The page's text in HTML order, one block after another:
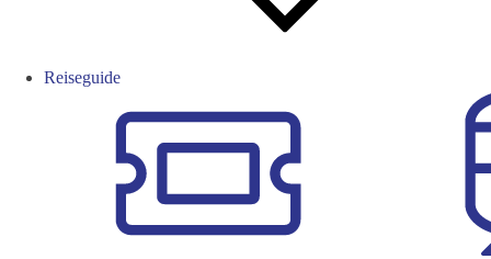
Reiseguide